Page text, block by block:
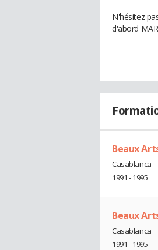
N'hésitez
d'abord
Beaux
Casablanca
1991 - 1995
Beaux
Casablanca
1991 - 1995